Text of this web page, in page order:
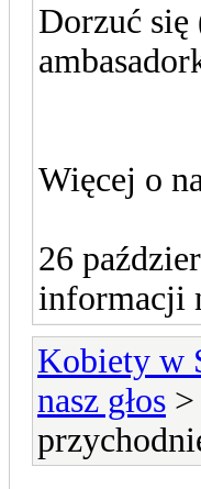
Dorzuć
Więcej o
26
informacji
Kobiety w
nasz głos